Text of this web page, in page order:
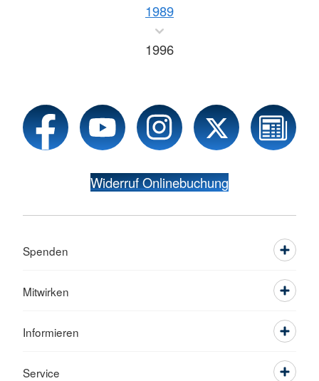
1989
1996
Widerruf Onlinebuchung
Spenden
Mitwirken
Informieren
Service